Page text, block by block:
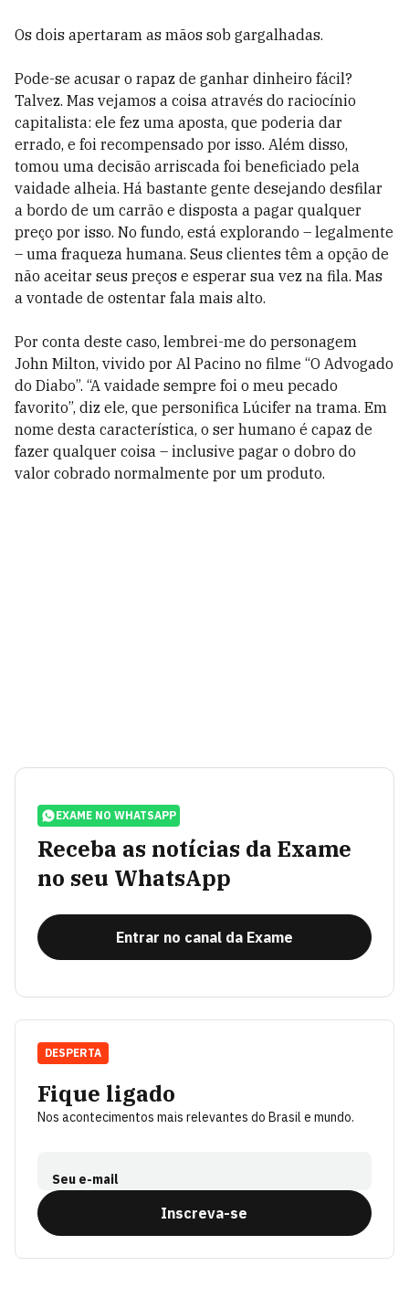
Os dois apertaram as mãos sob gargalhadas.
Pode-se acusar o rapaz de ganhar dinheiro fácil?
Talvez. Mas vejamos a coisa através do raciocínio
capitalista: ele fez uma aposta, que poderia dar
errado, e foi recompensado por isso. Além disso,
tomou uma decisão arriscada foi beneficiado pela
vaidade alheia. Há bastante gente desejando desfilar
a bordo de um carrão e disposta a pagar qualquer
preço por isso. No fundo, está explorando – legalmente
– uma fraqueza humana. Seus clientes têm a opção de
não aceitar seus preços e esperar sua vez na fila. Mas
a vontade de ostentar fala mais alto.
Por conta deste caso, lembrei-me do personagem
John Milton, vivido por Al Pacino no filme “O Advogado
do Diabo”. “A vaidade sempre foi o meu pecado
favorito”, diz ele, que personifica Lúcifer na trama. Em
nome desta característica, o ser humano é capaz de
fazer qualquer coisa – inclusive pagar o dobro do
valor cobrado normalmente por um produto.
EXAME NO WHATSAPP
Receba as notícias da Exame
no seu WhatsApp
Entrar no canal da Exame
Fique ligado
Nos acontecimentos mais relevantes do Brasil e mundo.
Seu e-mail
Inscreva-se
DESPERTA